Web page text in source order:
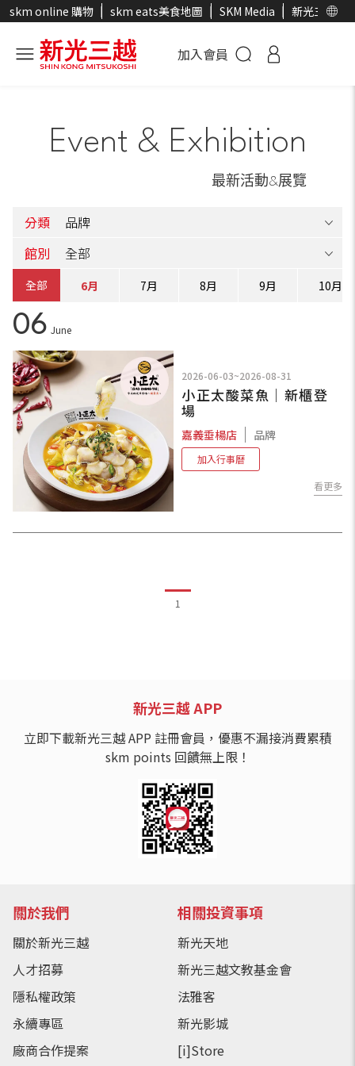
skm online 購物 skm eats美食地圖 SKM Media 新光三越官
加入會員
Event & Exhibition
最新活動&展覽
分類
館別
全部
5月 6月 7月 8月 9月 10月
06 June
2026-06-03~2026-08-31
小正太酸菜魚｜新櫃登
場
嘉義垂楊店 品牌
加入行事曆
看更多
1
新光三越 APP
立即下載新光三越 APP 註冊會員，優惠不漏接消費累積
skm points 回饋無上限！
關於我們
關於新光三越
人才招募
隱私權政策
永續專區
廠商合作提案
相關投資事項
新光天地
新光三越文教基金會
法雅客
新光影城
[i]Store